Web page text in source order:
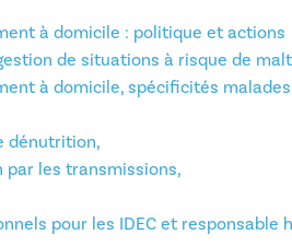
à domicile : politique et actions
de situations à risque de
à domicile, spécificités
dénutrition,
par les transmissions,
pour les IDEC et responsable